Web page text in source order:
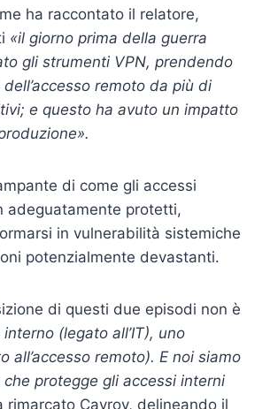
ha raccontato il relatore,
«il giorno prima della guerra
gli strumenti VPN, prendendo
remoto da più di
e questo ha avuto un impatto
di come gli accessi
adeguatamente protetti,
in vulnerabilità sistemiche
potenzialmente devastanti.
di questi due episodi non è
interno (legato all’IT), uno
all’accesso remoto). E noi siamo
che protegge gli accessi interni
rimarcato Cavroy, delineando il